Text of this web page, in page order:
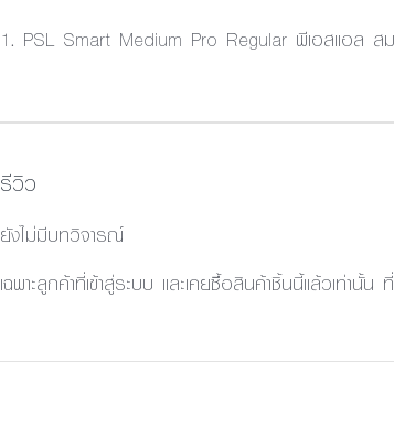
1. PSL Smart Medium Pro Regular พีเอสแอล ส
รีวิว
ยังไม่มีบทวิจารณ์
เฉพาะลูกค้าที่เข้าสู่ระบบ และเคยซื้อสินค้าชิ้นนี้แล้วเท่านั้น